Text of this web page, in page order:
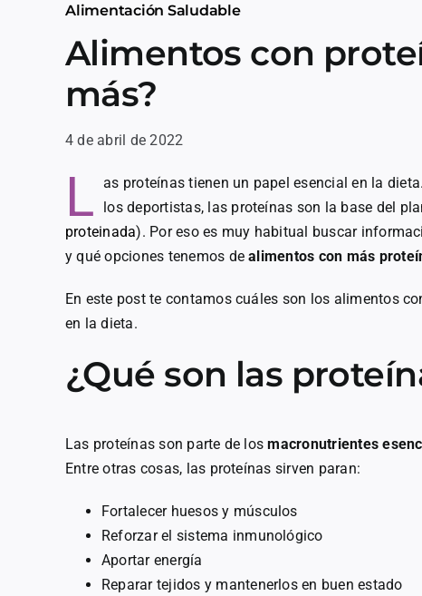
Alimentación Saludable
Alimentos con
más?
4 de abril de 2022
L as proteínas tienen un papel esencial en la
los deportistas, las proteínas son la base del
proteinada). Por eso es muy habitual buscar
y qué opciones tenemos dealimentos con más
En este post te contamos cuáles son los alimentos
en la dieta.
¿Qué son las
Las proteínas son parte de los macronutrientes
Entre otras cosas, las proteínas sirven paran:
Fortalecer huesos y músculos
Reforzar el sistema inmunológico
Aportar energía
Reparar tejidos y mantenerlos en buen estado